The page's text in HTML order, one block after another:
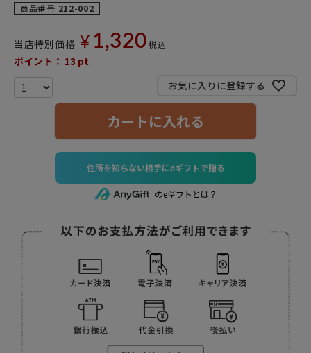
商品番号 212-002
当店特別価格 ¥ 1,320 税込
ポイント： 13 pt
お気に入りに登録する
カートに入れる
住所を知らない相手にeギフトで贈る
のeギフトとは？